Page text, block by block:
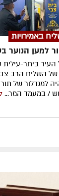
באמירויות
למען הנוער
ביתר-
השליח הרב
למגדלור של
/ במעמד המר...